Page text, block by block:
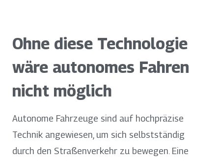
Ohne diese Technologie
wäre autonomes Fahren
nicht möglich
Autonome Fahrzeuge sind auf hochpräzise
Technik angewiesen, um sich selbstständig
durch den Straßenverkehr zu bewegen. Eine